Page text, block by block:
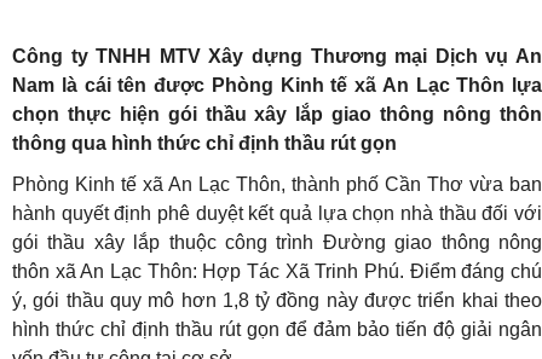
Công ty TNHH MTV Xây dựng Thương mại Dịch vụ An
Nam là cái tên được Phòng Kinh tế xã An Lạc Thôn lựa
chọn thực hiện gói thầu xây lắp giao thông nông thôn
thông qua hình thức chỉ định thầu rút gọn
Phòng Kinh tế xã An Lạc Thôn, thành phố Cần Thơ vừa ban
hành quyết định phê duyệt kết quả lựa chọn nhà thầu đối với
gói thầu xây lắp thuộc công trình Đường giao thông nông
thôn xã An Lạc Thôn: Hợp Tác Xã Trinh Phú. Điểm đáng chú
ý, gói thầu quy mô hơn 1,8 tỷ đồng này được triển khai theo
hình thức chỉ định thầu rút gọn để đảm bảo tiến độ giải ngân